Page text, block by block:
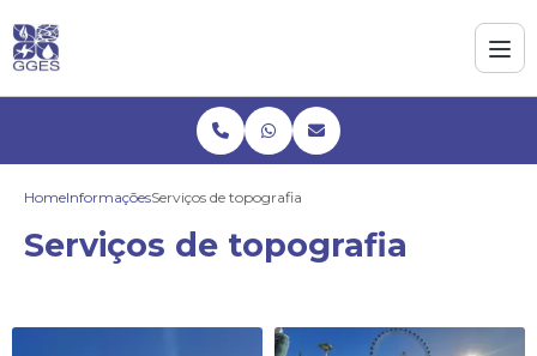
HomeInformaçõesServiços de topografia
Serviços de topografia